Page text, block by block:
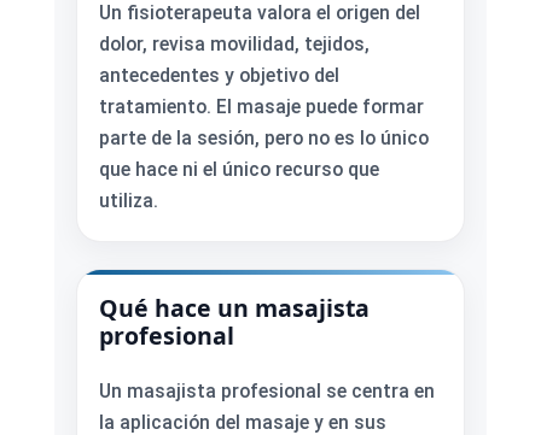
Un fisioterapeuta valora el origen del
dolor, revisa movilidad, tejidos,
antecedentes y objetivo del
tratamiento. El masaje puede formar
parte de la sesión, pero no es lo único
que hace ni el único recurso que
utiliza.
Qué hace un masajista
profesional
Un masajista profesional se centra en
la aplicación del masaje y en sus